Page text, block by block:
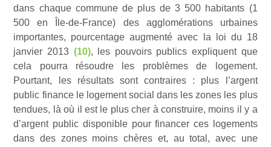
dans chaque commune de plus de 3 500 habitants (1
500 en Île-de-France) des agglomérations urbaines
importantes, pourcentage augmenté avec la loi du 18
janvier 2013 (10), les pouvoirs publics expliquent que
cela pourra résoudre les problèmes de logement.
Pourtant, les résultats sont contraires : plus l’argent
public finance le logement social dans les zones les plus
tendues, là où il est le plus cher à construire, moins il y a
d’argent public disponible pour financer ces logements
dans des zones moins chères et, au total, avec une